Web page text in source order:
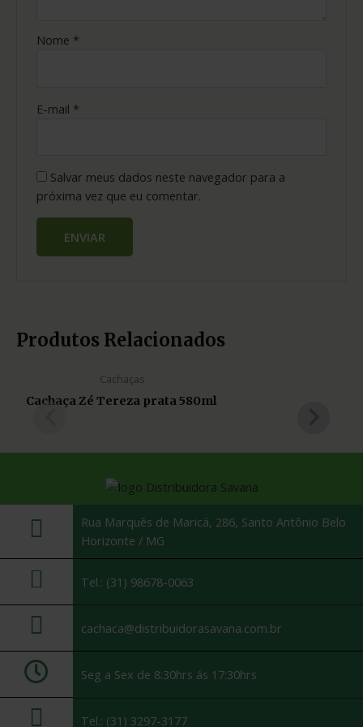
Nome *
E-mail *
Salvar meus dados neste navegador para a
próxima vez que eu comentar.
Produtos Relacionados
Cachaças
Cachaça Zé Tereza prata 580ml
Rua Marquês de Maricá, 286, Santo Antônio Belo
Horizonte / MG
Tel.: (31) 98678-0063
cachaca@distribuidorasavana.com.br
Seg a Sex de 8:30hrs ás 17:30hrs
Tel.: (31) 3297-3177